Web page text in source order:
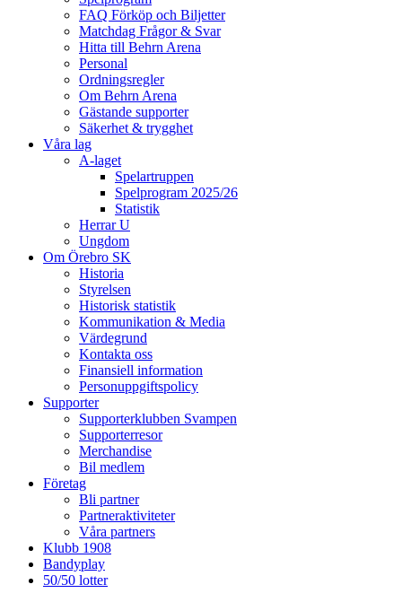
FAQ Förköp och Biljetter
Matchdag Frågor & Svar
Hitta till Behrn Arena
Personal
Ordningsregler
Om Behrn Arena
Gästande supporter
Säkerhet & trygghet
Våra lag
A-laget
Spelartruppen
Spelprogram 2025/26
Statistik
Herrar U
Ungdom
Om Örebro SK
Historia
Styrelsen
Historisk statistik
Kommunikation & Media
Värdegrund
Kontakta oss
Finansiell information
Personuppgiftspolicy
Supporter
Supporterklubben Svampen
Supporterresor
Merchandise
Bil medlem
Företag
Bli partner
Partneraktiviteter
Våra partners
Klubb 1908
Bandyplay
50/50 lotter